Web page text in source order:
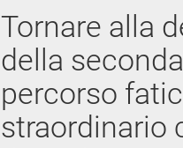
Tornare alla
della
percorso
straordinario